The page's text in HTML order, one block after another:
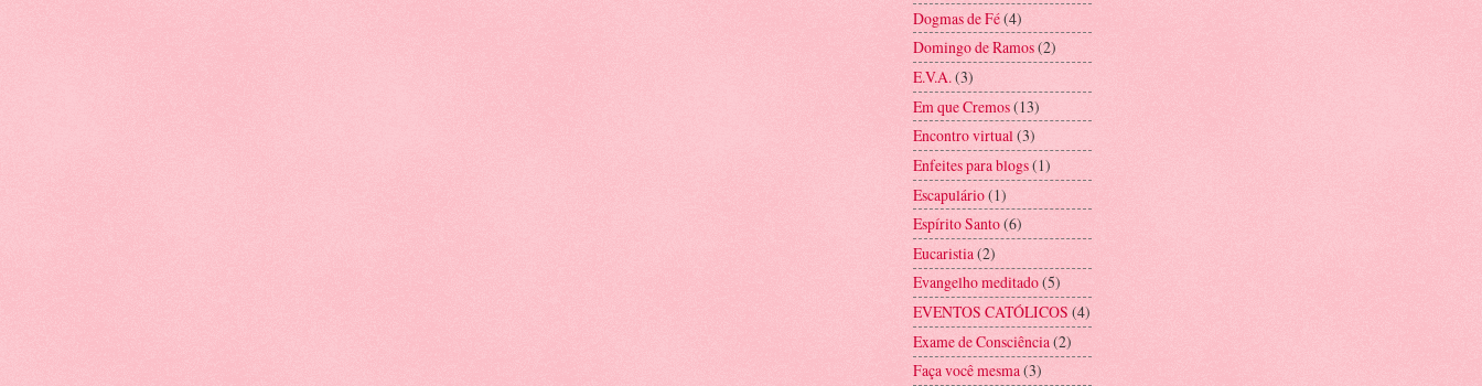
Dogmas de Fé(4)
Domingo de Ramos(2)
E.V.A.(3)
Em que Cremos(13)
Encontro virtual(3)
Enfeites para blogs(1)
Escapulário(1)
Espírito Santo(6)
Eucaristia(2)
Evangelho meditado(5)
EVENTOS CATÓLICOS (4)
Exame de Consciência(2)
Faça você mesma(3)